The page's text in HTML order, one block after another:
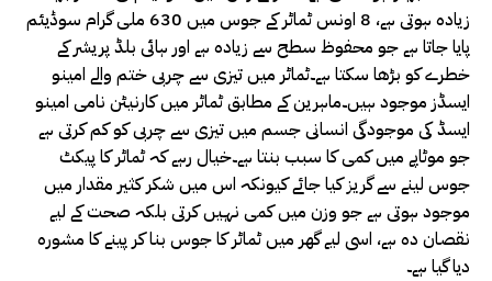
زیادہ ہوتی ہے، 8 اونس ٹماٹر کے جوس میں 630 ملی گرام سوڈیئم
پایا جاتا ہے جو محفوظ سطح سے زیادہ ہے اور ہائی بلڈ پریشر کے
خطرے کو بڑھا سکتا ہے۔ٹماٹر میں تیزی سے چربی ختم والے امینو
ایسڈز موجود ہیں۔ماہرین کے مطابق ٹماٹر میں کارنیٹن نامی امینو
ایسڈ کی موجودگی انسانی جسم میں تیزی سے چربی کو کم کرتی ہے
جو موٹاپے میں کمی کا سبب بنتا ہے۔خیال رہے کہ ٹماٹر کا پیکٹ
جوس لینے سے گریز کیا جائے کیونکہ اس میں شکر کثیر مقدار میں
موجود ہوتی ہے جو وزن میں کمی نہیں کرتی بلکہ صحت کے لیے
نقصان دہ ہے، اسی لیے گھر میں ٹماٹر کا جوس بنا کر پینے کا مشورہ
دیا گیا ہے۔